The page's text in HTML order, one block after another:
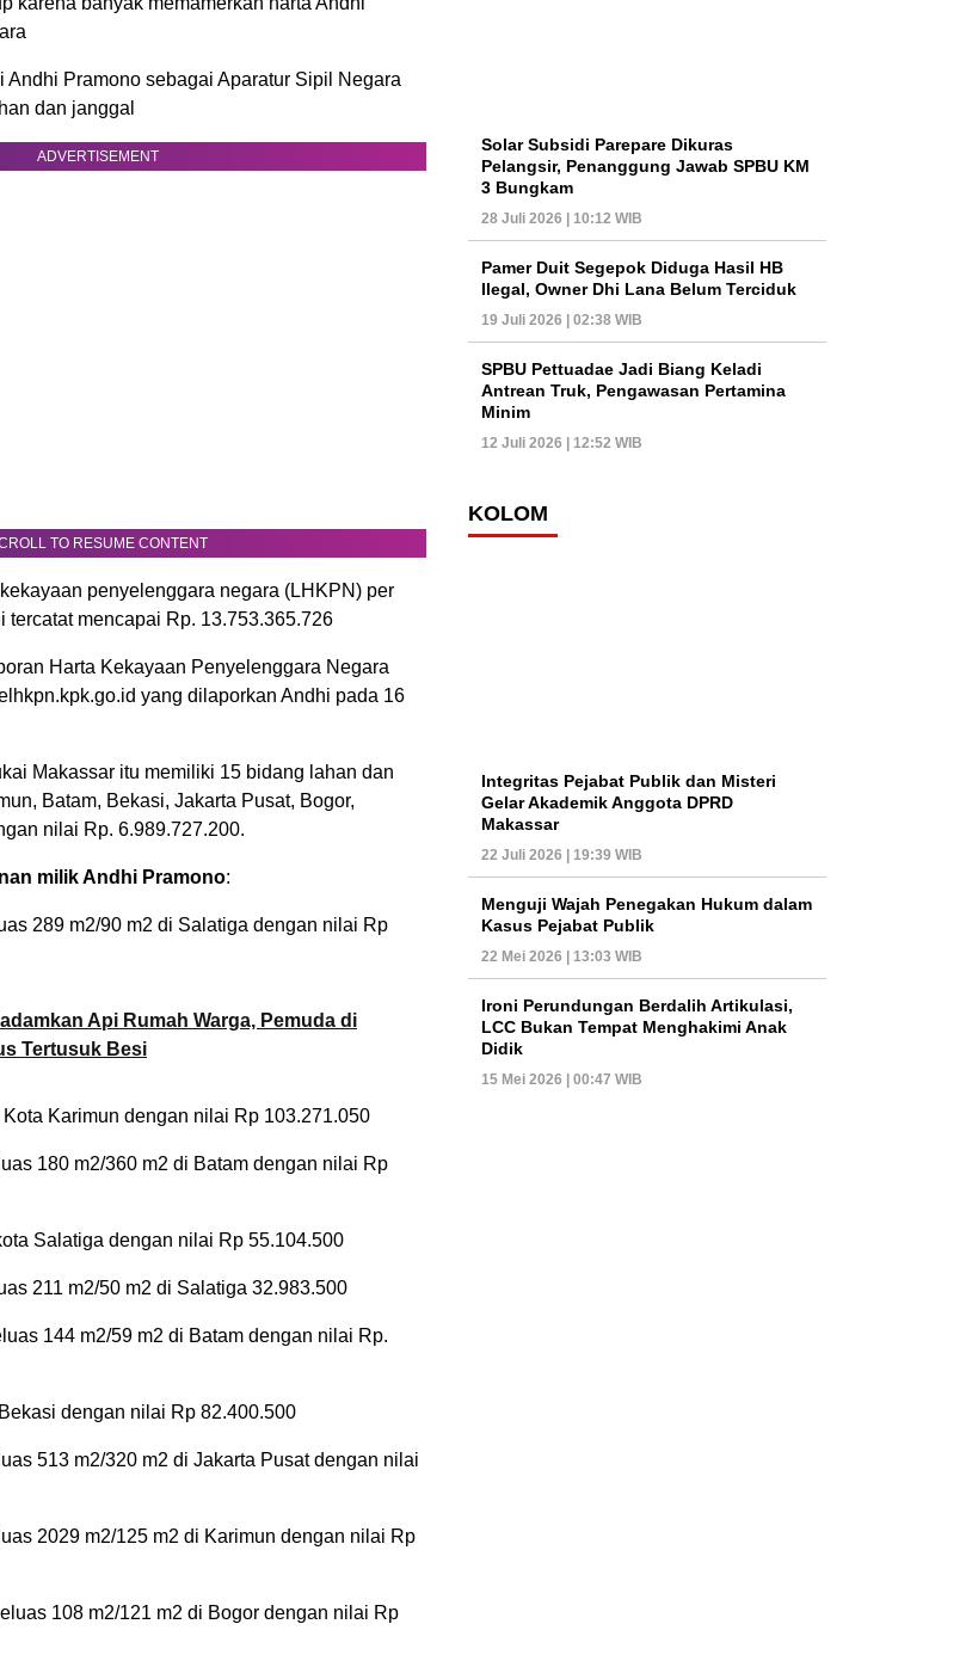
Andhi Pramono sebagai Aparatur Sipil Negara
dan janggal
ADVERTISEMENT
TO RESUME CONTENT
penyelenggara negara (LHKPN) per
tercatat mencapai Rp. 13.753.365.726
Harta Kekayaan Penyelenggara Negara
yang dilaporkan Andhi pada 16
Makassar itu memiliki 15 bidang lahan dan
Batam, Bekasi, Jakarta Pusat, Bogor,
nilai Rp. 6.989.727.200.
milik Andhi Pramono:
289 m2/90 m2 di Salatiga dengan nilai Rp
Api Rumah Warga, Pemuda di
Tertusuk Besi
Karimun dengan nilai Rp 103.271.050
180 m2/360 m2 di Batam dengan nilai Rp
Salatiga dengan nilai Rp 55.104.500
211 m2/50 m2 di Salatiga 32.983.500
144 m2/59 m2 di Batam dengan nilai Rp.
dengan nilai Rp 82.400.500
513 m2/320 m2 di Jakarta Pusat dengan nilai
2029 m2/125 m2 di Karimun dengan nilai Rp
108 m2/121 m2 di Bogor dengan nilai Rp
Solar Subsidi Parepare Dikuras
Pelangsir, Penanggung Jawab SPBU KM
3 Bungkam
28 Juli 2026 | 10:12 WIB
Pamer Duit Segepok Diduga Hasil HB
Ilegal, Owner Dhi Lana Belum Terciduk
19 Juli 2026 | 02:38 WIB
SPBU Pettuadae Jadi Biang Keladi
Antrean Truk, Pengawasan Pertamina
Minim
12 Juli 2026 | 12:52 WIB
KOLOM
Integritas Pejabat Publik dan Misteri
Gelar Akademik Anggota DPRD
Makassar
22 Juli 2026 | 19:39 WIB
Menguji Wajah Penegakan Hukum dalam
Kasus Pejabat Publik
22 Mei 2026 | 13:03 WIB
Ironi Perundungan Berdalih Artikulasi,
LCC Bukan Tempat Menghakimi Anak
Didik
15 Mei 2026 | 00:47 WIB